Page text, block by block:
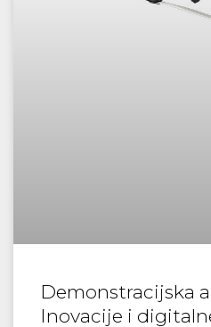
Demonstracijska
Inovacije i